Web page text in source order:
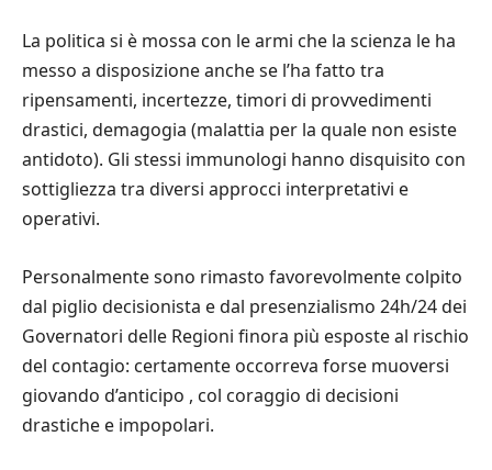
La politica si è mossa con le armi che la scienza le ha
messo a disposizione anche se l’ha fatto tra
ripensamenti, incertezze, timori di provvedimenti
drastici, demagogia (malattia per la quale non esiste
antidoto). Gli stessi immunologi hanno disquisito con
sottigliezza tra diversi approcci interpretativi e
operativi.
Personalmente sono rimasto favorevolmente colpito
dal piglio decisionista e dal presenzialismo 24h/24 dei
Governatori delle Regioni finora più esposte al rischio
del contagio: certamente occorreva forse muoversi
giovando d’anticipo , col coraggio di decisioni
drastiche e impopolari.